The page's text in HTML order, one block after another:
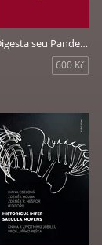
Digesta seu Pandectae III / Digesta neboli Pandekty III
600 Kč